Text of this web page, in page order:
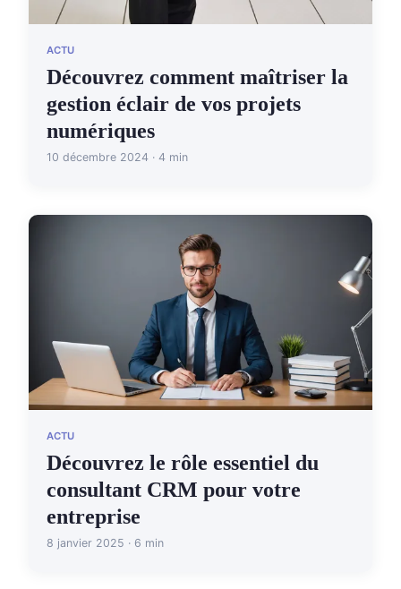
ACTU
Découvrez comment maîtriser la
gestion éclair de vos projets
numériques
10 décembre 2024 · 4 min
ACTU
Découvrez le rôle essentiel du
consultant CRM pour votre
entreprise
8 janvier 2025 · 6 min